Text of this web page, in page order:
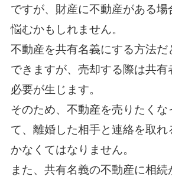
ですが、財産に不動産がある場
悩むかもしれません。
不動産を共有名義にする方法だ
できますが、売却する際は共有
必要が生じます。
そのため、不動産を売りたくな
て、離婚した相手と連絡を取れ
かなくてはなりません。
また、共有名義の不動産に相続